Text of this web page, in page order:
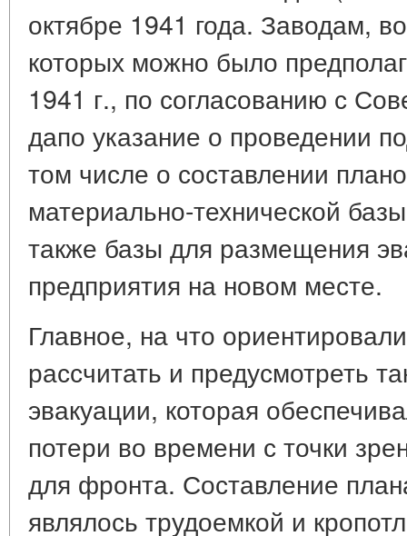
октябре 1941 года. Заводам,
которых можно было
1941 г., по согласованию с
дапо указание о проведении
том числе о составлении
материально-технической
также базы для размещения
предприятия на новом месте.
Главное, на что
рассчитать и предусмотреть
эвакуации, которая
потери во времени с точки
для фронта. Составление
являлось трудоемкой и